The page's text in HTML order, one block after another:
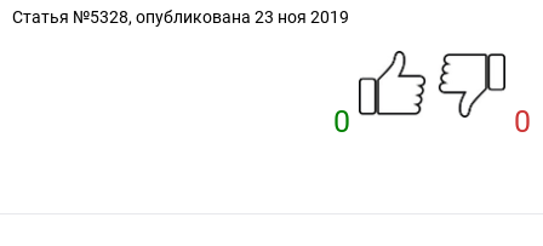
Статья №5328, опубликована 23 ноя 2019
0 0